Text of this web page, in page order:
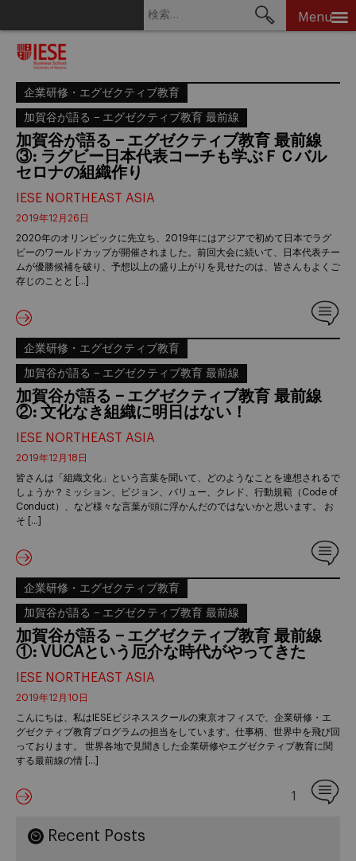
Menu
企業研修・エグゼクティブ教育
加賀谷が語る − エグゼクティブ教育 最前線
加賀谷が語る − エグゼクティブ教育 最前線
③: ラグビー日本代表コーチも学ぶＦＣバル
セロナの組織作り
IESE NORTHEAST ASIA
2019年12月26日
2020年のオリンピックに先立ち、2019年にはアジアで初めて日本でラグ
ビーのワールドカップが開催されました。前回大会に続いて、日本代表チー
ムが優勝候補を破り、予想以上の盛り上がりを見せたのは、皆さんもよくご
存じのことと […]
企業研修・エグゼクティブ教育
加賀谷が語る − エグゼクティブ教育 最前線
加賀谷が語る − エグゼクティブ教育 最前線
②: 文化なき組織に明日はない！
IESE NORTHEAST ASIA
2019年12月18日
皆さんは「組織文化」という言葉を聞いて、どのようなことを連想されるで
しょうか？ミッション、ビジョン、バリュー、クレド、行動規範（Code of
Conduct）、など様々な言葉が頭に浮かんだのではないかと思います。 お
そ […]
企業研修・エグゼクティブ教育
加賀谷が語る − エグゼクティブ教育 最前線
加賀谷が語る − エグゼクティブ教育 最前線
①: VUCAという厄介な時代がやってきた
IESE NORTHEAST ASIA
2019年12月10日
こんにちは、私はIESEビジネススクールの東京オフィスで、企業研修・エ
グゼクティブ教育プログラムの担当をしています。仕事柄、世界中を飛び回
っております。 世界各地で見聞きした企業研修やエグゼクティブ教育に関
する最前線の情 […]
1
Recent Posts